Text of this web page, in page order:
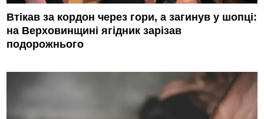
Втікав за кордон через гори, а загинув у шопці:
на Верховинщині ягідник зарізав
подорожнього